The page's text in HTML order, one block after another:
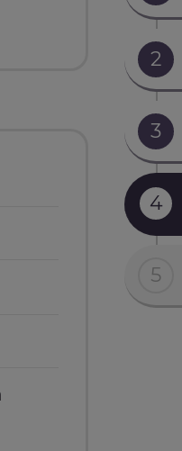
2
3
4
5